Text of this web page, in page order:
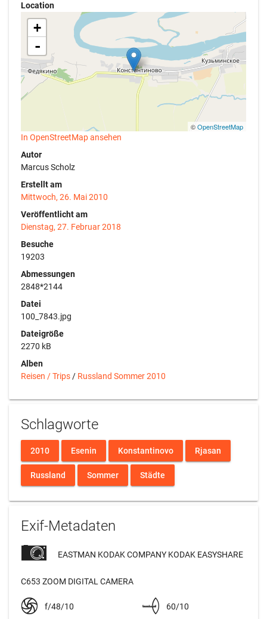
Location
+
-
©OpenStreetMap
In OpenStreetMap ansehen
Autor
Marcus Scholz
Erstellt am
Mittwoch, 26. Mai 2010
Veröffentlicht am
Dienstag, 27. Februar 2018
Besuche
19203
Abmessungen
2848*2144
Datei
100_7843.jpg
Dateigröße
2270 kB
Alben
Reisen / Trips/ Russland Sommer 2010
Schlagworte
2010 Esenin Konstantinovo Rjasan
Russland Sommer Städte
Exif-Metadaten
EASTMAN KODAK COMPANY KODAK EASYSHARE
C653 ZOOM DIGITAL CAMERA
f/48/10 60/10